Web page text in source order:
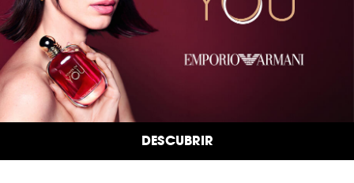
DESCUBRIR